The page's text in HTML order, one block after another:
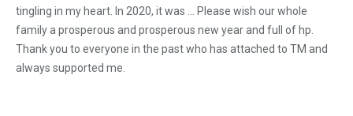
tingling in my heart. In 2020, it was ... Please wish our whole
family a prosperous and prosperous new year and full of hp.
Thank you to everyone in the past who has attached to TM and
always supported me.